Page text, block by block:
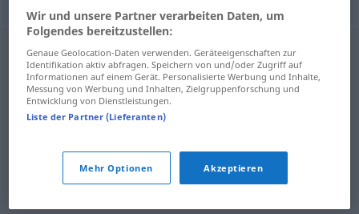
Wir und unsere Partner verarbeiten Daten, um
Folgendes bereitzustellen:
Genaue Geolocation-Daten verwenden. Geräteeigenschaften zur
Identifikation aktiv abfragen. Speichern von und/oder Zugriff auf
Informationen auf einem Gerät. Personalisierte Werbung und Inhalte,
Messung von Werbung und Inhalten, Zielgruppenforschung und
Entwicklung von Dienstleistungen.
Liste der Partner (Lieferanten)
Mehr Optionen Akzeptieren